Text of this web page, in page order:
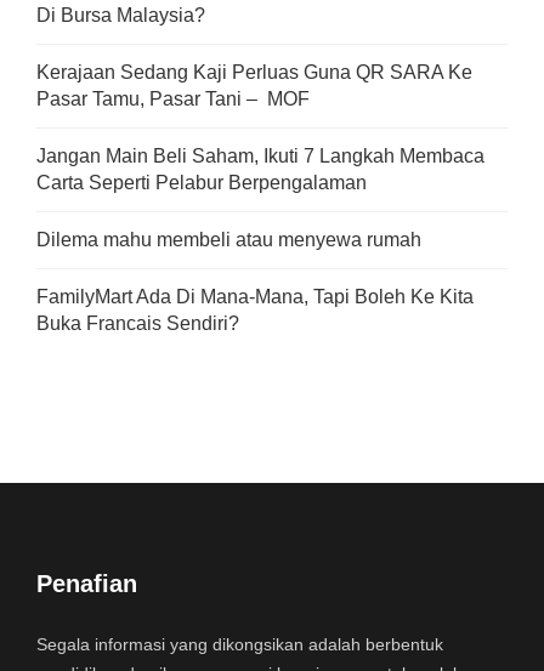
Di Bursa Malaysia?
Kerajaan Sedang Kaji Perluas Guna QR SARA Ke
Pasar Tamu, Pasar Tani – MOF
Jangan Main Beli Saham, Ikuti 7 Langkah Membaca
Carta Seperti Pelabur Berpengalaman
Dilema mahu membeli atau menyewa rumah
FamilyMart Ada Di Mana-Mana, Tapi Boleh Ke Kita
Buka Francais Sendiri?
Penafian
Segala informasi yang dikongsikan adalah berbentuk